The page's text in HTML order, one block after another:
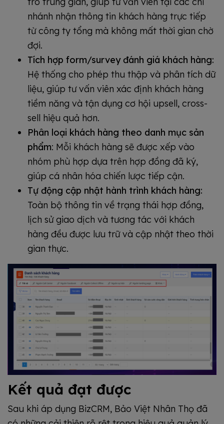
nhánh nhận thông tin khách hàng trực tiếp
từ công ty tổng mà không mất thời gian chờ
đợi.
Tích hợp form/survey đánh giá khách hàng:
Hệ thống cho phép thu thập và phân tích dữ
liệu, giúp tư vấn viên xác định khách hàng
tiềm năng và tận dụng cơ hội upsell, cross-
sell hiệu quả hơn.
Phân loại khách hàng theo danh mục sản
phẩm: Mỗi khách hàng sẽ được xếp vào
nhóm phù hợp dựa trên hợp đồng đã ký,
giúp cá nhân hóa chiến lược tiếp cận.
Tự động cập nhật hành trình khách hàng:
Toàn bộ thông tin về trạng thái hợp đồng,
lịch sử giao dịch và tương tác với khách
hàng đều được lưu trữ và cập nhật theo thời
gian thực.
Kết quả đạt được
Sau khi áp dụng BizCRM, Bảo Việt Nhân Thọ đã